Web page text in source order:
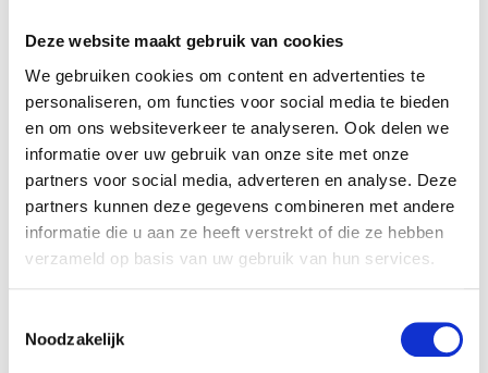
Deze website maakt gebruik van cookies
We gebruiken cookies om content en advertenties te
personaliseren, om functies voor social media te bieden
en om ons websiteverkeer te analyseren. Ook delen we
informatie over uw gebruik van onze site met onze
partners voor social media, adverteren en analyse. Deze
partners kunnen deze gegevens combineren met andere
informatie die u aan ze heeft verstrekt of die ze hebben
verzameld op basis van uw gebruik van hun services.
Noodzakelijk
CADEAUPAKKET!
WAT MOET JE ETEN TIJDENS
DE ZWANGERSCHAP? WELKE
VOEDINGSSTOFFEN MAG JE
NIET MISSEN?